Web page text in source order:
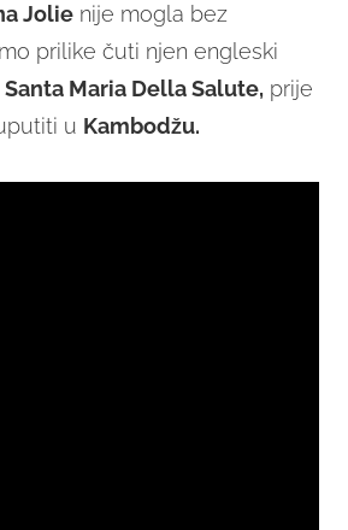
Jolie nije mogla bez
prilike čuti njen engleski
Santa Maria Della Salute, prije
u Kambodžu.